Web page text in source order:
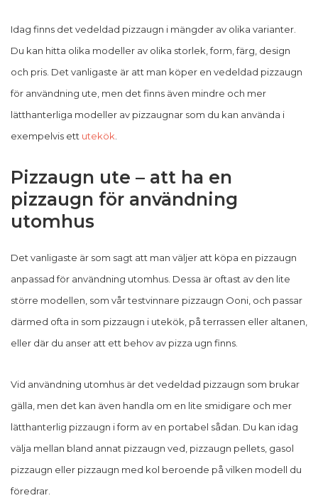
Idag finns det vedeldad pizzaugn i mängder av olika varianter.
Du kan hitta olika modeller av olika storlek, form, färg, design
och pris. Det vanligaste är att man köper en vedeldad pizzaugn
för användning ute, men det finns även mindre och mer
lätthanterliga modeller av pizzaugnar som du kan använda i
exempelvis ett utekök.
Pizzaugn ute – att ha en
pizzaugn för användning
utomhus
Det vanligaste är som sagt att man väljer att köpa en pizzaugn
anpassad för användning utomhus. Dessa är oftast av den lite
större modellen, som vår testvinnare pizzaugn Ooni, och passar
därmed ofta in som pizzaugn i utekök, på terrassen eller altanen,
eller där du anser att ett behov av pizza ugn finns.
Vid användning utomhus är det vedeldad pizzaugn som brukar
gälla, men det kan även handla om en lite smidigare och mer
lätthanterlig pizzaugn i form av en portabel sådan. Du kan idag
välja mellan bland annat pizzaugn ved, pizzaugn pellets, gasol
pizzaugn eller pizzaugn med kol beroende på vilken modell du
föredrar.